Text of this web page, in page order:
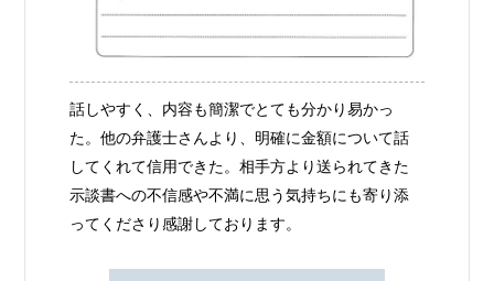
話しやすく、内容も簡潔でとても分かり易かっ
た。他の弁護士さんより、明確に金額について話
してくれて信用できた。相手方より送られてきた
示談書への不信感や不満に思う気持ちにも寄り添
ってくださり感謝しております。